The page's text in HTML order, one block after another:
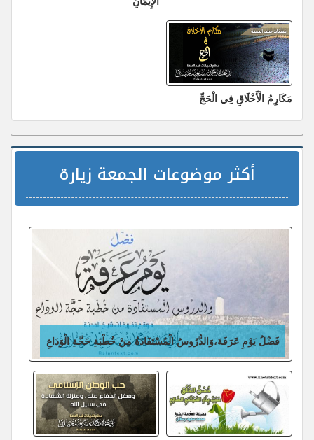
مَكَارِمُ الْأَخْلَاقِ فِي الْحَجِّ
أكثر موضوعات الجمعة زيارة
فَضْلُ يَوْمِ عَرَفَةَ،وَالدُّرُوسُ الْمُسْتَفَادَةُ مِنْ خُطْبَةِ حَجَّةِ الْوَدَاعِ